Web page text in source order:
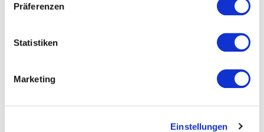
Präferenzen
Statistiken
Marketing
Einstellungen